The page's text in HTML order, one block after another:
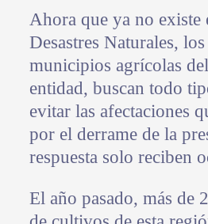
Ahora que ya no existe
Desastres Naturales,
municipios agrícolas
entidad, buscan todo
evitar las afectaciones
por el derrame de la
respuesta solo reciben
El año pasado, más de